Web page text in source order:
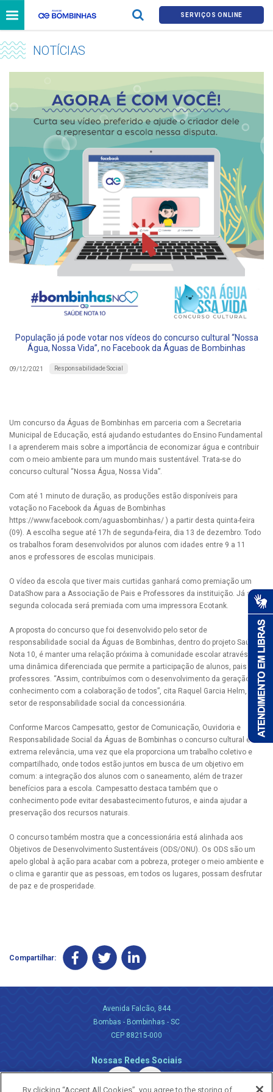
SERVIÇOS ONLINE
NOTÍCIAS
População já pode votar nos vídeos do concurso cultural “Nossa
Água, Nossa Vida”, no Facebook da Águas de Bombinhas
09/12/2021 Responsabilidade Social
Um concurso da Águas de Bombinhas em parceria com a Secretaria
Municipal de Educação, está ajudando estudantes do Ensino Fundamental
I a aprenderem mais sobre a importância de economizar água e contribuir
com o meio ambiente para um mundo mais sustentável. Trata-se do
concurso cultural “Nossa Água, Nossa Vida”.
Com até 1 minuto de duração, as produções estão disponíveis para
votação no Facebook da Águas de Bombinhas
https://www.facebook.com/aguasbombinhas/ ) a partir desta quinta-feira
(09). A escolha segue até 17h de segunda-feira, dia 13 de dezembro. Todo
os trabalhos foram desenvolvidos por alunos com idades entre 9 a 11
anos e professores de escolas municipais.
O vídeo da escola que tiver mais curtidas ganhará como premiação um
DataShow para a Associação de Pais e Professores da instituição. Já a
segunda colocada será premiada com uma impressora Ecotank.
A proposta do concurso que foi desenvolvido pelo setor de
responsabilidade social da Águas de Bombinhas, dentro do projeto Saúde
Nota 10, é manter uma relação próxima à comunidade escolar através de
uma dinâmica diferenciada que permite a participação de alunos, pais e
professores. “Assim, contribuímos com o desenvolvimento da geração de
conhecimento com a colaboração de todos”, cita Raquel Garcia Helm, do
setor de responsabilidade social da concessionária.
Conforme Marcos Campesatto, gestor de Comunicação, Ouvidoria e
Responsabilidade Social da Águas de Bombinhas o concurso cultural é de
extrema relevância, uma vez que ela proporciona um trabalho coletivo e
compartilhado, onde todos estão juntos em busca de um objetivo em
comum: a integração dos alunos com o saneamento, além de trazer
benefícios para a escola. Campesatto destaca também que o
conhecimento pode evitar desabastecimento futuros, e ainda ajudar a
preservação dos recursos naturais.
O concurso também mostra que a concessionária está alinhada aos
Objetivos de Desenvolvimento Sustentáveis (ODS/ONU). Os ODS são um
apelo global à ação para acabar com a pobreza, proteger o meio ambiente e
o clima e garantir que as pessoas, em todos os lugares, possam desfrutar
de paz e de prosperidade.
Compartilhar:
Avenida Falcão, 844
Bombas - Bombinhas - SC
CEP 88215-000
Nossas Redes Sociais
By clicking “Accept All Cookies”, you agree to the storing of